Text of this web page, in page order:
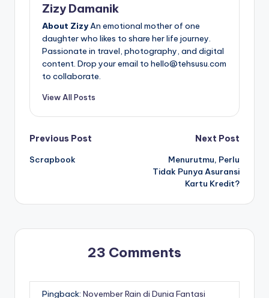
Zizy Damanik
About ZizyAn emotional mother of one
daughter who likes to share her life journey.
Passionate in travel, photography, and digital
content. Drop your email to hello@tehsusu.com
to collaborate.
View All Posts
Post
navigation
Previous Post
Scrapbook
Next Post
Menurutmu, Perlu
Tidak Punya Asuransi
Kartu Kredit?
23 Comments
Pingback: November Rain di Dunia Fantasi